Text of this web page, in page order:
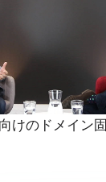
けのドメイン